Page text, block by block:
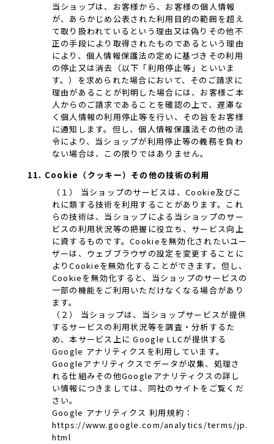
当ショップは、お客様から、お客様の個人情報
が、あらかじめ公表された利用目的の範囲を超え
て取り扱われているという理由又は偽りその他不
正の手段により取得されたものであるという理由
により、個人情報保護法の定めに基づきその利用
の停止又は消去（以下「利用停止等」といいま
す。）を求められた場合において、そのご請求に
理由があることが判明した場合には、お客様ご本
人からのご請求であることを確認の上で、遅滞な
く個人情報の利用停止等を行い、その旨をお客様
に通知します。但し、個人情報保護法その他の法
令により、当ショップが利用停止等の義務を負わ
ない場合は、この限りではありません。
11. Cookie（クッキー）その他の技術の利用
（１） 当ショップのサービスは、Cookie及びこ
れに類する技術を利用することがあります。これ
らの技術は、当ショップによる当ショップのサー
ビスの利用状況等の把握に役立ち、サービス向上
に資するものです。Cookieを無効化されたいユー
ザーは、ウェブブラウザの設定を変更することに
よりCookieを無効化することができます。但し、
Cookieを無効化すると、当ショップのサービスの
一部の機能をご利用いただけなくなる場合があり
ます。
（２） 当ショップは、当ショップサービスが提供
するサービスの利用状況等を調査・分析するた
め、本サービス上に Google LLCが提供する
Google アナリティクスを利用しています。
Googleアナリティクスでデータが収集、処理さ
れる仕組みその他Googleアナリティクスの詳し
い情報につきましては、同社のサイトをご覧くだ
さい。
Google アナリティクス 利用規約：
https://www.google.com/analytics/terms/jp.
html